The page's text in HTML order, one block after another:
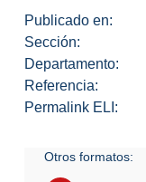
Publicado en:
Sección:
Departamento:
Referencia:
Permalink ELI:
Otros formatos: